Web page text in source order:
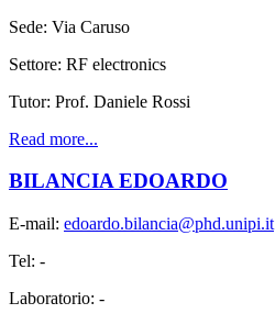
Sede: Via Caruso
Settore: RF electronics
Tutor: Prof. Daniele Rossi
Read more...
BILANCIA EDOARDO
E-mail: edoardo.bilancia@phd.unipi.it
Tel: -
Laboratorio: -